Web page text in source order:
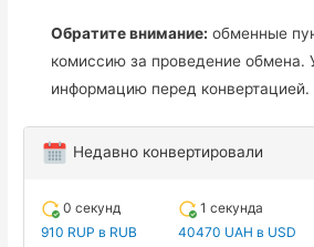
Обратите внимание: обменные
комиссию за проведение обмена.
информацию перед конвертацией.
Недавно конвертировали
0 секунд
910 RUP в RUB
1 секунда
40470 UAH в USD